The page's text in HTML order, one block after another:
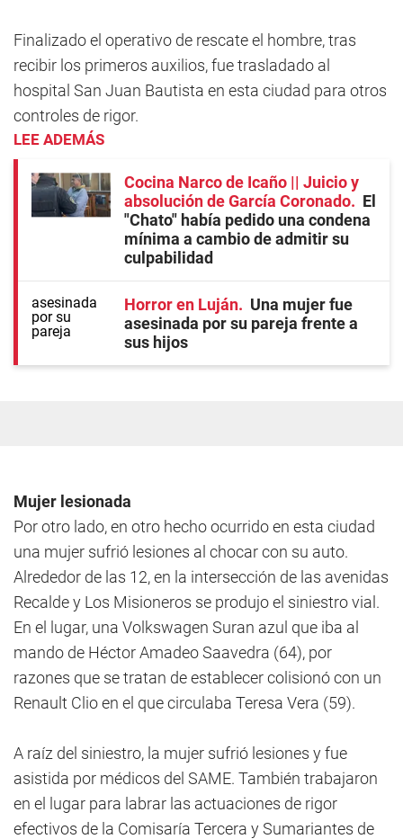
Finalizado el operativo de rescate el hombre, tras
recibir los primeros auxilios, fue trasladado al
hospital San Juan Bautista en esta ciudad para otros
controles de rigor.
LEE ADEMÁS
Cocina Narco de Icaño || Juicio y
absolución de García Coronado
El
"Chato" había pedido una condena
mínima a cambio de admitir su
culpabilidad
Horror en Luján
Una mujer fue
asesinada por su pareja frente a
sus hijos
Mujer lesionada
Por otro lado, en otro hecho ocurrido en esta ciudad
una mujer sufrió lesiones al chocar con su auto.
Alrededor de las 12, en la intersección de las avenidas
Recalde y Los Misioneros se produjo el siniestro vial.
En el lugar, una Volkswagen Suran azul que iba al
mando de Héctor Amadeo Saavedra (64), por
razones que se tratan de establecer colisionó con un
Renault Clio en el que circulaba Teresa Vera (59).
A raíz del siniestro, la mujer sufrió lesiones y fue
asistida por médicos del SAME. También trabajaron
en el lugar para labrar las actuaciones de rigor
efectivos de la Comisaría Tercera y Sumariantes de